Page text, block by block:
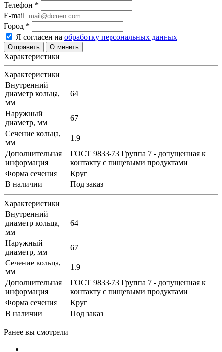
Телефон *
E-mail
Город *
Я согласен на обработку персональных данных
Отменить
Характеристики
Характеристики
Внутренний
диаметр кольца,
мм
64
Наружный
диаметр, мм
67
Сечение кольца,
мм
1.9
Дополнительная
информация
ГОСТ 9833-73 Группа 7 - допущенная к
контакту с пищевыми продуктами
Форма сечения
Круг
В наличии
Под заказ
Характеристики
Внутренний
диаметр кольца,
мм
64
Наружный
диаметр, мм
67
Сечение кольца,
мм
1.9
Дополнительная
информация
ГОСТ 9833-73 Группа 7 - допущенная к
контакту с пищевыми продуктами
Форма сечения
Круг
В наличии
Под заказ
Ранее вы смотрели